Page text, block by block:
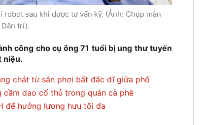
sau khi được tư vấn kỹ. (Ảnh: Chụp màn
trí).
công cho cụ ông 71 tuổi bị ung thư tuyến
niệu.
chát từ sân phơi bất đắc dĩ giữa phố
dao cố thủ trong quán cà phê
để hưởng lương hưu tối đa